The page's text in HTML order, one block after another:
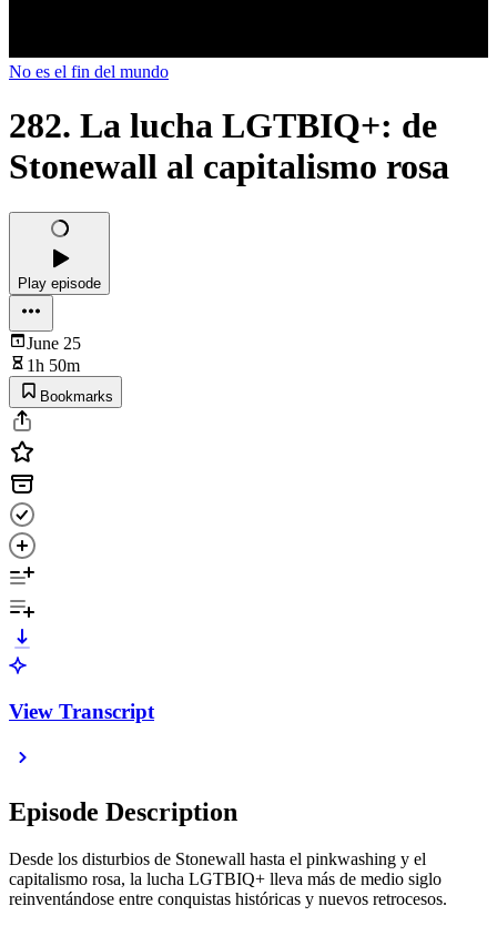
No es el fin del mundo
282. La lucha LGTBIQ+: de
Stonewall al capitalismo rosa
Play episode
June 25
1h 50m
Bookmarks
View Transcript
Episode Description
Desde los disturbios de Stonewall hasta el pinkwashing y el
capitalismo rosa, la lucha LGTBIQ+ lleva más de medio siglo
reinventándose entre conquistas históricas y nuevos retrocesos.